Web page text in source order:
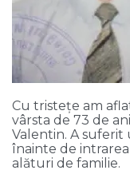
Cu tristețe am
vârsta de 73 de
Valentin. A suferit
înainte de
alături de familie.